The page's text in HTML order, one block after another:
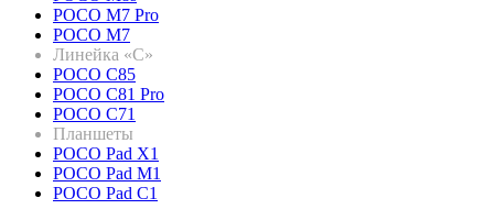
POCO M7 Pro
POCO M7
Линейка «C»
POCO C85
POCO C81 Pro
POCO C71
Планшеты
POCO Pad X1
POCO Pad M1
POCO Pad C1